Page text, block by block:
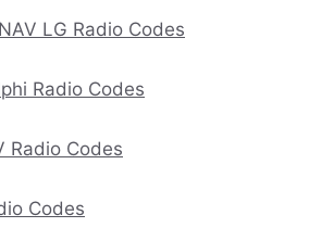
LG Radio Codes
Radio Codes
Radio Codes
Codes